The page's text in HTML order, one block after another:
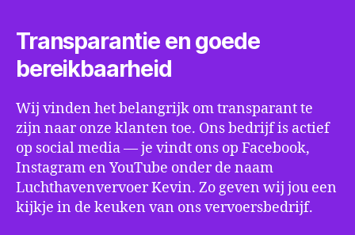
Transparantie en goede
bereikbaarheid
Wij vinden het belangrijk om transparant te
zijn naar onze klanten toe. Ons bedrijf is actief
op social media ― je vindt ons op Facebook,
Instagram en YouTube onder de naam
Luchthavenvervoer Kevin. Zo geven wij jou een
kijkje in de keuken van ons vervoersbedrijf.